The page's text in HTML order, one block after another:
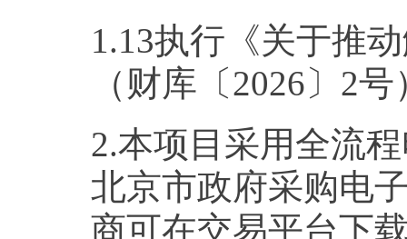
1.13执行《关于推
（财库〔2026〕2
2.本项目采用全流
北京市政府采购电
商可在交易平台下